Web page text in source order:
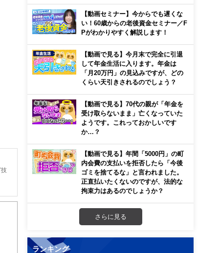
技
ミ
【動画セミナー】今からでも遅くな
い！60歳からの老後資金セミナー／F
Pがわかりやすく解説します！
【動画で見る】今月末で完全に引退
して年金生活に入ります。年金は
「月20万円」の見込みですが、どの
くらい天引きされるのでしょう？
【動画で見る】70代の親が「年金を
受け取らないまま」亡くなっていた
ようです。これっておかしいです
か…？
【動画で見る】年間「5000円」の町
内会費の支払いを拒否したら「今後
ゴミを捨てるな」と言われました。
正直払いたくないのですが、法的な
拘束力はあるのでしょうか？
さらに見る
ランキング